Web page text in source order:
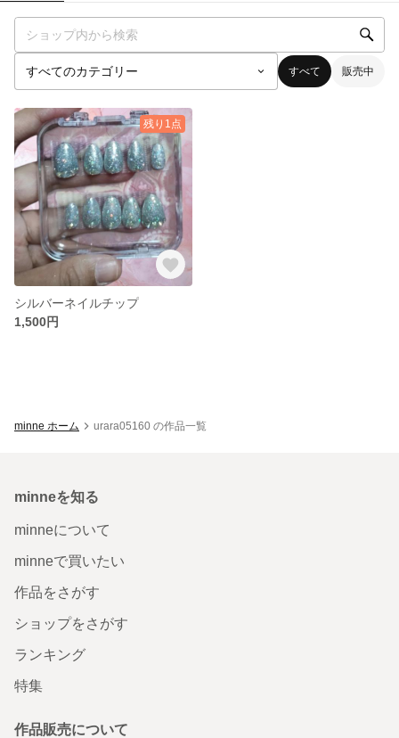
すべて 販売中
残り1点
シルバーネイルチップ
1,500円
minne ホーム urara05160 の作品一覧
minneを知る
minneについて
minneで買いたい
作品をさがす
ショップをさがす
ランキング
特集
作品販売について